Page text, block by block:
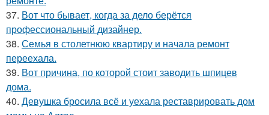
37. Вот что бывает, когда за дело берётся
профессиональный дизайнер.
38. Семья в столетнюю квартиру и начала ремонт
переехала.
39. Вот причина, по которой стоит заводить шпицев
дома.
40. Девушка бросила всё и уехала реставрировать дом